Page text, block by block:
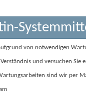
von notwendigen
und versuchen Sie
sind wir per